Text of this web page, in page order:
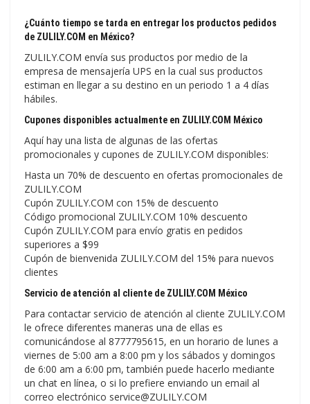
¿Cuánto tiempo se tarda en entregar los productos pedidos
de ZULILY.COM en México?
ZULILY.COM envía sus productos por medio de la
empresa de mensajería UPS en la cual sus productos
estiman en llegar a su destino en un periodo 1 a 4 días
hábiles.
Cupones disponibles actualmente en ZULILY.COM México
Aquí hay una lista de algunas de las ofertas
promocionales y cupones de ZULILY.COM disponibles:
Hasta un 70% de descuento en ofertas promocionales de
ZULILY.COM
Cupón ZULILY.COM con 15% de descuento
Código promocional ZULILY.COM 10% descuento
Cupón ZULILY.COM para envío gratis en pedidos
superiores a $99
Cupón de bienvenida ZULILY.COM del 15% para nuevos
clientes
Servicio de atención al cliente de ZULILY.COM México
Para contactar servicio de atención al cliente ZULILY.COM
le ofrece diferentes maneras una de ellas es
comunicándose al 8777795615, en un horario de lunes a
viernes de 5:00 am a 8:00 pm y los sábados y domingos
de 6:00 am a 6:00 pm, también puede hacerlo mediante
un chat en línea, o si lo prefiere enviando un email al
correo electrónico service@ZULILY.COM